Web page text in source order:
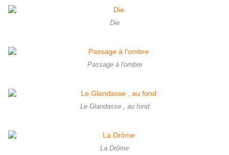
Die
Passage à l'ombre
Le Glandasse , au fond
La Drôme